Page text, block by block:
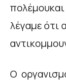
λέγαμε ότι
Ο